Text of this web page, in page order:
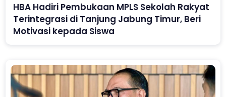
HBA Hadiri Pembukaan MPLS Sekolah Rakyat
Terintegrasi di Tanjung Jabung Timur, Beri
Motivasi kepada Siswa